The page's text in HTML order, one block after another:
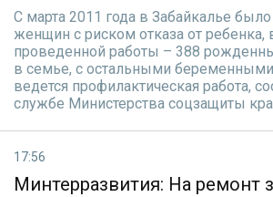
С марта 2011 года в Забайкалье
женщин с риском отказа от ребенка,
проведенной работы – 388
в семье, с остальными
ведется профилактическая работа,
службе Министерства соцзащиты
17:56
Минтерразвития: На ремонт